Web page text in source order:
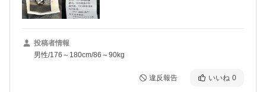
投稿者情報
男性/176～180cm/86～90kg
違反報告 いいね 0